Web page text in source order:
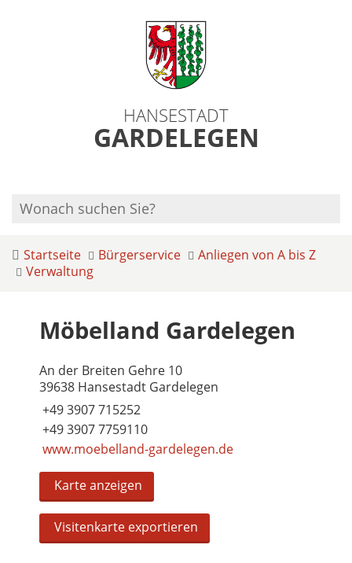
HANSESTADT
GARDELEGEN
Startseite Bürgerservice
Anliegen von A bis Z
Verwaltung
Möbelland Gardelegen
An der Breiten Gehre 10
39638 Hansestadt Gardelegen
+49 3907 715252
+49 3907 7759110
www.moebelland-gardelegen.de
Karte anzeigen
Visitenkarte exportieren